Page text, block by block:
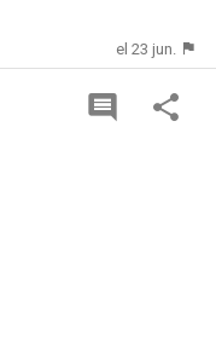
el 23 jun.